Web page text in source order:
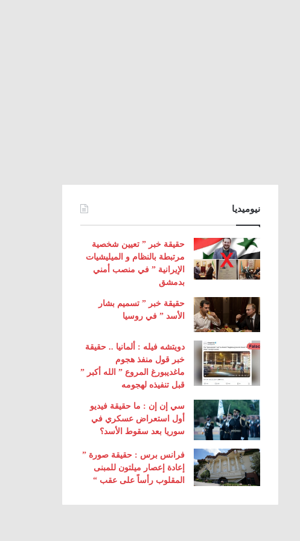
نيوميديا
حقيقة خبر ” تعيين شخصية
مرتبطة بالنظام و الميليشيات
الإيرانية ” في منصب أمني
بدمشق
حقيقة خبر ” تسميم بشار
الأسد ” في روسيا
دويتشه فيله : ألمانيا .. حقيقة
خبر قول منفذ هجوم
ماغديبورغ المروع ” الله أكبر ”
قبل تنفيذه لهجومه
سي إن إن : ما حقيقة فيديو
أول استعراض عسكري في
سوريا بعد سقوط الأسد؟
فرانس برس : حقيقة صورة ”
إعادة إعصار ميلتون للمبنى
المقلوب رأساً على عقب “